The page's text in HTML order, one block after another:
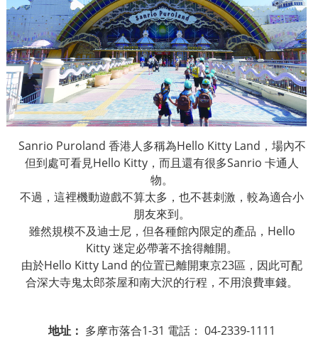
Sanrio Puroland 香港人多稱為Hello Kitty Land ，場內不
但到處可看見Hello Kitty ，而且還有很多Sanrio 卡通人
物。
不過，這裡機動遊戲不算太多，也不甚刺激，較為適合小
朋友來到。
雖然規模不及迪士尼，但各種館內限定的產品， Hello
Kitty迷定必帶著不捨得離開。
由於Hello Kitty Land 的位置已離開東京23區，因此可配
合深大寺鬼太郎茶屋和南大沢的行程，不用浪費車錢。
地址： 多摩市落合1-31 電話： 04-2339-1111